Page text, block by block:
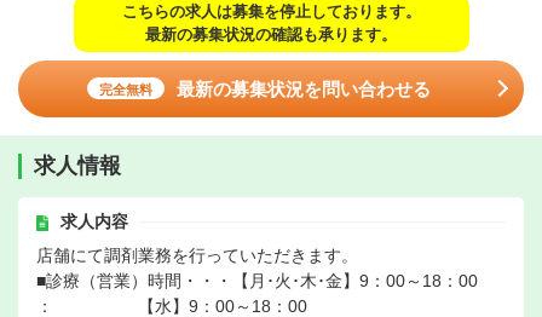
こちらの求人は募集を停止しております。
最新の募集状況の確認も承ります。
完全無料 最新の募集状況を問い合わせる
求人情報
求人内容
店舗にて調剤業務を行っていただきます。
■診療（営業）時間・・・【月･火･木･金】9：00～18：00
： 【水】9：00～18：00